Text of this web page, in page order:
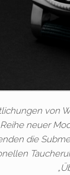
von
neuer
die